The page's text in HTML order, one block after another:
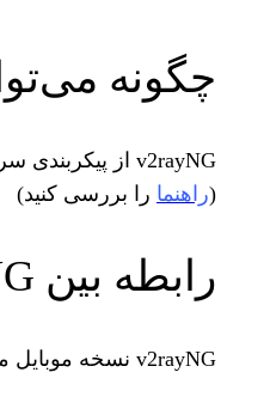
چگونه
(راهنما را بررسی کنید)
رابطه بین v2rayNG و v2rayN چیست؟
v2rayNG نسخه موبایل مناسب برای سیستم‌های اندروید است، در حالی که v2rayN یک نرم‌افزار پروکسی مناسب برای سیستم‌های ویندوز است.